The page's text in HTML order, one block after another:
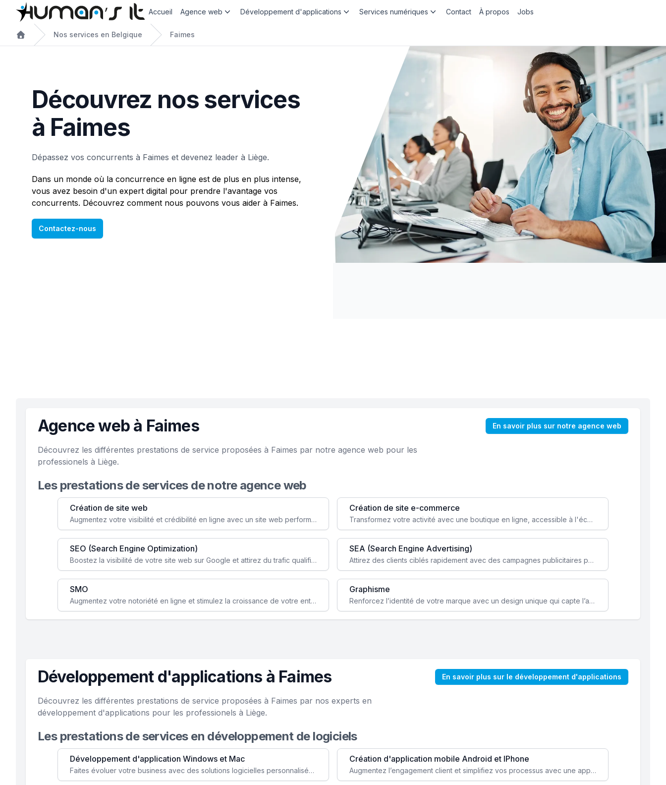
Accueil Agence web Développement d'applications Services numériques Contact À propos Jobs
Nos services en Belgique Faimes
Découvrez nos services
à Faimes
Dépassez vos concurrents à Faimes et devenez leader à Liège.
Dans un monde où la concurrence en ligne est de plus en plus intense,
vous avez besoin d'un expert digital pour prendre l'avantage vos
concurrents. Découvrez comment nous pouvons vous aider à Faimes.
Contactez-nous
Agence web à Faimes En savoir plus sur notre agence web
Découvrez les différentes prestations de service proposées à Faimes par notre agence web pour les
professionels à Liège.
Les prestations de services de notre agence web
Création de site web
Augmentez votre visibilité et crédibilité en ligne avec un site web performant, conçu pour attirer plus de clients.
Création de site e-commerce
Transformez votre activité avec une boutique en ligne, accessible à l'échelle mondiale 24/7.
SEO (Search Engine Optimization)
Boostez la visibilité de votre site web sur Google et attirez du trafic qualifié grâce à nos stratégies SEO.
SEA (Search Engine Advertising)
Attirez des clients ciblés rapidement avec des campagnes publicitaires payantes optimisées pour vos objectifs.
SMO
Augmentez votre notoriété en ligne et stimulez la croissance de votre entreprise grâce à une stratégie sociale sur mesure.
Graphisme
Renforcez l’identité de votre marque avec un design unique qui capte l’attention et engage vos clients.
Développement d'applications à Faimes En savoir plus sur le développement d'applications
Découvrez les différentes prestations de service proposées à Faimes par nos experts en
développement d'applications pour les professionels à Liège.
Les prestations de services en développement de logiciels
Développement d'application Windows et Mac
Faites évoluer votre business avec des solutions logicielles personnalisées, parfaitement adaptées à vos besoins spécifiques.
Création d'application mobile Android et IPhone
Augmentez l’engagement client et simplifiez vos processus avec une application mobile sur mesure, disponible sur iOS et Android.